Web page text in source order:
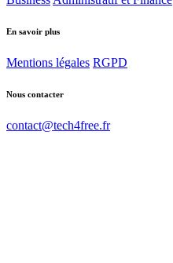
En savoir plus
Mentions légales RGPD
Nous contacter
contact@tech4free.fr